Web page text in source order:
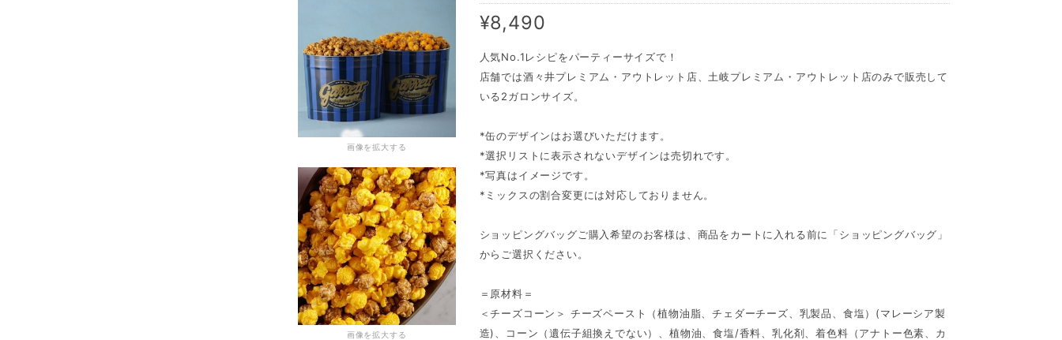
画像を拡大する
画像を拡大する
¥8,490
人気No.1レシピをパーティーサイズで！
店舗では酒々井プレミアム・アウトレット店、土岐プレミアム・アウトレット店のみで販売して
いる2ガロンサイズ。
*缶のデザインはお選びいただけます。
*選択リストに表示されないデザインは売切れです。
*写真はイメージです。
*ミックスの割合変更には対応しておりません。
ショッピングバッグご購入希望のお客様は、商品をカートに入れる前に「ショッピングバッグ」
からご選択ください。
＝原材料＝
＜チーズコーン＞ チーズペースト（植物油脂、チェダーチーズ、乳製品、食塩）(マレーシア製
造)、コーン（遺伝子組換えでない）、植物油、食塩/香料、乳化剤、着色料（アナトー色素、カ